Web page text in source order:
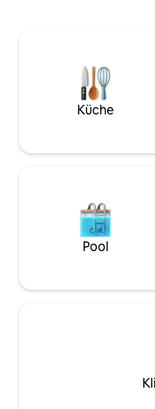
Doppeltür, einen Blick
eine eigene Toilette/
einen Kühlschrank mit
Küche
Pool